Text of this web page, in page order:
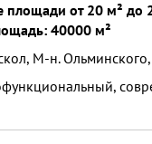
площади от 20 м² до
40000 м²
М-н.